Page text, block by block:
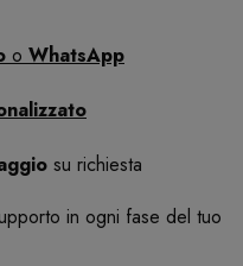
o WhatsApp
su richiesta
in ogni fase del tuo